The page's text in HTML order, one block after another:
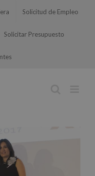
Solicitud de Empleo
Solicitar Presupuesto